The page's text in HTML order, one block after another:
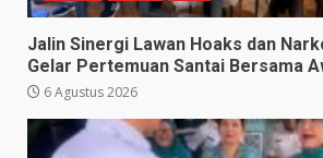
Jalin Sinergi Lawan Hoaks dan
Gelar Pertemuan Santai Bersama
6 Agustus 2026